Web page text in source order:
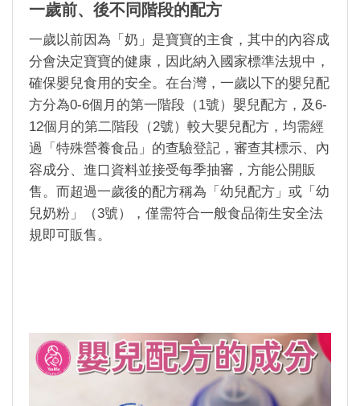
一歲前、後不同階段的配方
一歲以前因為「奶」是寶寶的主食，其中的內容成
分會決定寶寶的健康，因此納入國家標準法規中，
確保嬰兒食用的安全。在台灣，一歲以下的嬰兒配
方分為0-6個月的第一階段（1號）嬰兒配方，及6-
12個月的第二階段（2號）較大嬰兒配方，均需經
過「特殊營養食品」的查驗登記，審查其標示、內
容成分、進口資料並接受每季抽審，方能公開販
售。而超過一歲後的配方稱為「幼兒配方」或「幼
兒奶粉」（3號），僅需符合一般食品衛生安全法
規即可販售。